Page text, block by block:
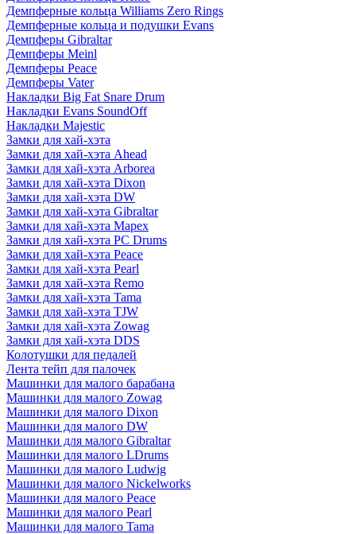
Демпферные кольца Williams Zero Rings
Демпферные кольца и подушки Evans
Демпферы Gibraltar
Демпферы Meinl
Демпферы Peace
Демпферы Vater
Накладки Big Fat Snare Drum
Накладки Evans SoundOff
Накладки Majestic
Замки для хай-хэта
Замки для хай-хэта Ahead
Замки для хай-хэта Arborea
Замки для хай-хэта Dixon
Замки для хай-хэта DW
Замки для хай-хэта Gibraltar
Замки для хай-хэта Mapex
Замки для хай-хэта PC Drums
Замки для хай-хэта Peace
Замки для хай-хэта Pearl
Замки для хай-хэта Remo
Замки для хай-хэта Tama
Замки для хай-хэта TJW
Замки для хай-хэта Zowag
Замки для хай-хэта DDS
Колотушки для педалей
Лента тейп для палочек
Машинки для малого барабана
Машинки для малого Zowag
Машинки для малого Dixon
Машинки для малого DW
Машинки для малого Gibraltar
Машинки для малого LDrums
Машинки для малого Ludwig
Машинки для малого Nickelworks
Машинки для малого Peace
Машинки для малого Pearl
Машинки для малого Tama